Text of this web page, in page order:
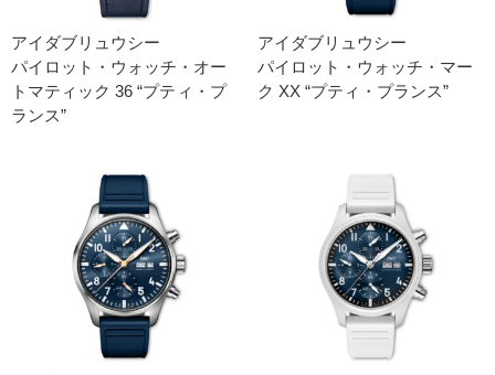
アイダブリュウシー
パイロット・ウォッチ・オー
トマティック 36 “プティ・プ
ランス”
アイダブリュウシー
パイロット・ウォッチ・マー
ク XX “プティ・プランス”